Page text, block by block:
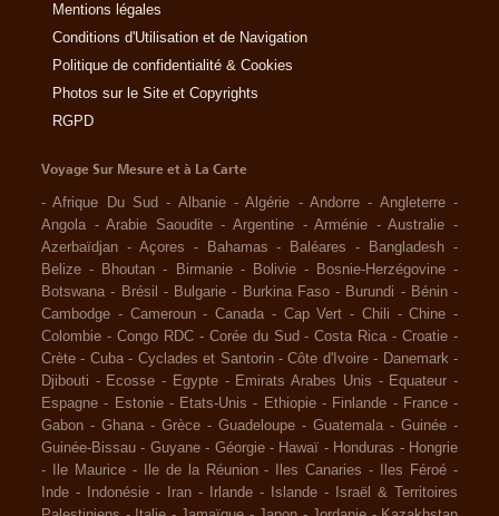
Mentions légales
Conditions d'Utilisation et de Navigation
Politique de confidentialité & Cookies
Photos sur le Site et Copyrights
RGPD
Voyage Sur Mesure et à La Carte
-Afrique Du Sud - Albanie -Algérie -Andorre - Angleterre -
Angola -Arabie Saoudite -Argentine -Arménie -Australie -
Azerbaïdjan - Açores - Bahamas - Baléares - Bangladesh -
Belize - Bhoutan - Birmanie - Bolivie - Bosnie-Herzégovine -
Botswana - Brésil - Bulgarie - Burkina Faso - Burundi - Bénin -
Cambodge - Cameroun - Canada - Cap Vert - Chili -Chine -
Colombie - Congo RDC - Corée du Sud -Costa Rica -Croatie -
Crète - Cuba - Cyclades et Santorin -Côte d'Ivoire - Danemark -
Djibouti - Ecosse - Egypte - Emirats Arabes Unis - Equateur -
Espagne - Estonie - Etats-Unis - Ethiopie - Finlande - France -
Gabon - Ghana - Grèce - Guadeloupe - Guatemala - Guinée -
Guinée-Bissau - Guyane - Géorgie - Hawaï - Honduras - Hongrie
-
Ile Maurice - Ile de la Réunion - Iles Canaries - Iles Féroé -
Inde - Indonésie - Iran - Irlande - Islande -
Israël & Territoires